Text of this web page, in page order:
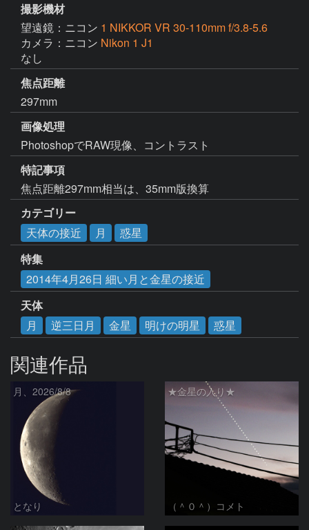
撮影機材
望遠鏡：ニコン 1 NIKKOR VR 30-110mm f/3.8-5.6
カメラ：ニコン Nikon 1 J1
なし
焦点距離
297mm
画像処理
PhotoshopでRAW現像、コントラスト
特記事項
焦点距離297mm相当は、35mm版換算
カテゴリー
天体の接近
月
惑星
特集
2014年4月26日 細い月と金星の接近
天体
月
逆三日月 金星 明けの明星 惑星
関連作品
月、2026/8/8
となり
★金星の入り★
（＾０＾）コメト